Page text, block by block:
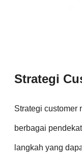
Strategi
Strategi customer
berbagai
langkah yang